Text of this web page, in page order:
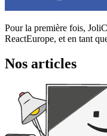
Pour la première fois,
ReactEurope, et en tant
Nos articles